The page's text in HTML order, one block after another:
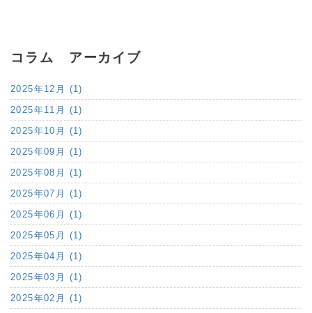
コラム アーカイブ
2025年12月 (1)
2025年11月 (1)
2025年10月 (1)
2025年09月 (1)
2025年08月 (1)
2025年07月 (1)
2025年06月 (1)
2025年05月 (1)
2025年04月 (1)
2025年03月 (1)
2025年02月 (1)